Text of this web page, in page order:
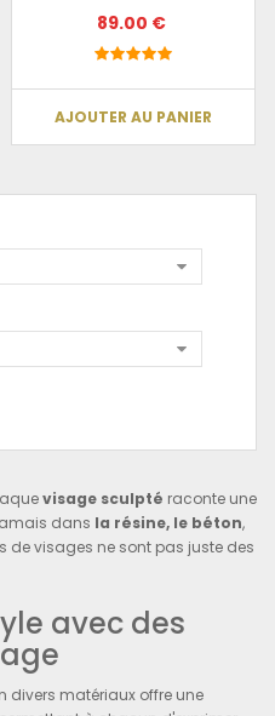
89.00 €
AJOUTER AU PANIER
visage sculpté raconte une
dans la résine, le béton,
de visages ne sont pas juste des
avec des
divers matériaux offre une